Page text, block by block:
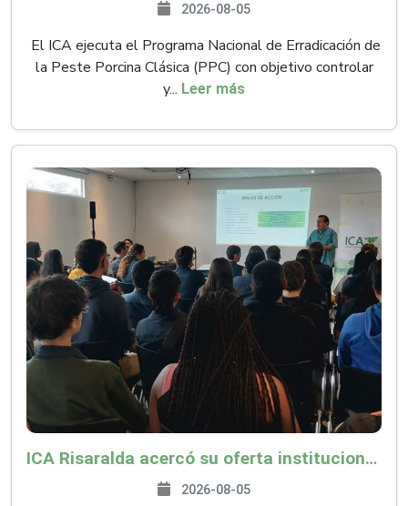
2026-08-05
El ICA ejecuta el Programa Nacional de Erradicación de
la Peste Porcina Clásica (PPC) con objetivo controlar
y... Leer más
ICA Risaralda acercó su oferta institucional a productores y emprendedores en Expocamello
2026-08-05